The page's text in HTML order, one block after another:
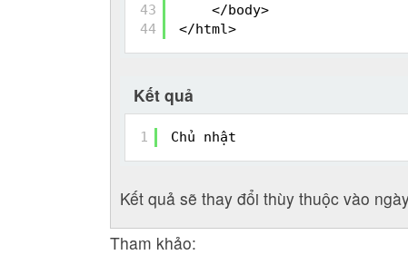
43
44
</body>
</html>
Kết quả
1 Chủ nhật
Kết quả sẽ thay đổi thùy thuộc vào
Tham khảo: